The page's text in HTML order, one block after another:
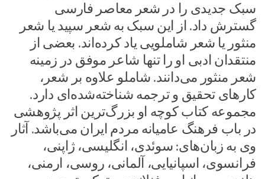
سبک جدیدی را در شعر معاصر فارسی
گسترش داد. از این سبک به شعر سپید یا شعر
منثور یا شعر شاملویی یاد کرده‌اند. بعضی از
منتقدان ادبی او را تنها شاعر موفق در زمینه
شعر منثور می‌دانند. شاملو علاوه بر شعر،
کارهای تحقیق و ترجمه شناخته‌شده‌ای دارد.
مجموعه کتاب کوچه او بزرگ‌ترین اثر پژوهشی
در باب فرهنگ عامیانه مردم ایران می‌باشد. آثار
وی به زبان‌های: سوئدی، انگلیسی، ژاپنی،
فرانسوی، اسپانیایی، آلمانی، روسی، ارمنی،